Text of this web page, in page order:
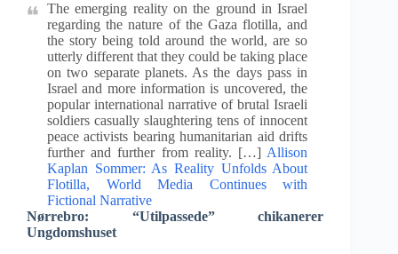
The emerging reality on the ground in Israel
regarding the nature of the Gaza flotilla, and
the story being told around the world, are so
utterly different that they could be taking place
on two separate planets. As the days pass in
Israel and more information is uncovered, the
popular international narrative of brutal Israeli
soldiers casually slaughtering tens of innocent
peace activists bearing humanitarian aid drifts
further and further from reality. […] Allison
Kaplan Sommer: As Reality Unfolds About
Flotilla, World Media Continues with
Fictional Narrative
Nørrebro: “Utilpassede” chikanerer
Ungdomshuset